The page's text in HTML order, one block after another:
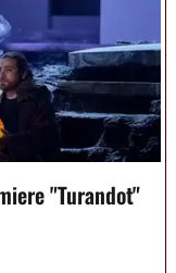
"Turandot"